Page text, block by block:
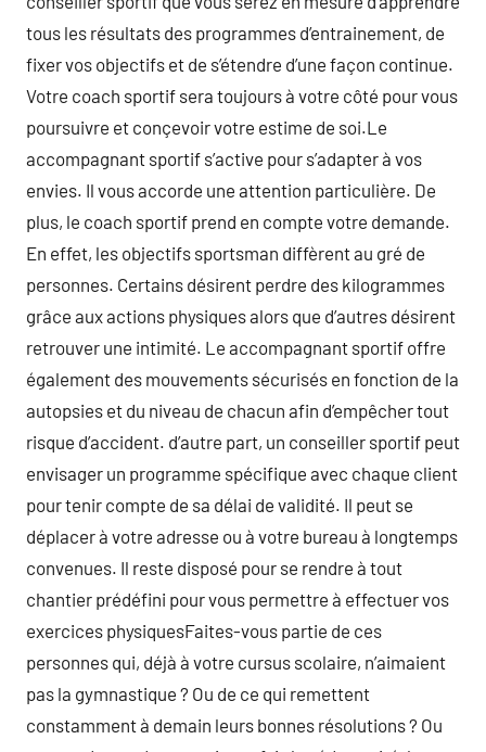
tous les résultats des programmes d’entrainement, de
fixer vos objectifs et de s’étendre d’une façon continue.
Votre coach sportif sera toujours à votre côté pour vous
poursuivre et conçevoir votre estime de soi.Le
accompagnant sportif s’active pour s’adapter à vos
envies. Il vous accorde une attention particulière. De
plus, le coach sportif prend en compte votre demande.
En effet, les objectifs sportsman diffèrent au gré de
personnes. Certains désirent perdre des kilogrammes
grâce aux actions physiques alors que d’autres désirent
retrouver une intimité. Le accompagnant sportif offre
également des mouvements sécurisés en fonction de la
autopsies et du niveau de chacun afin d’empêcher tout
risque d’accident. d’autre part, un conseiller sportif peut
envisager un programme spécifique avec chaque client
pour tenir compte de sa délai de validité. Il peut se
déplacer à votre adresse ou à votre bureau à longtemps
convenues. Il reste disposé pour se rendre à tout
chantier prédéfini pour vous permettre à effectuer vos
exercices physiquesFaites-vous partie de ces
personnes qui, déjà à votre cursus scolaire, n’aimaient
pas la gymnastique ? Ou de ce qui remettent
constamment à demain leurs bonnes résolutions ? Ou